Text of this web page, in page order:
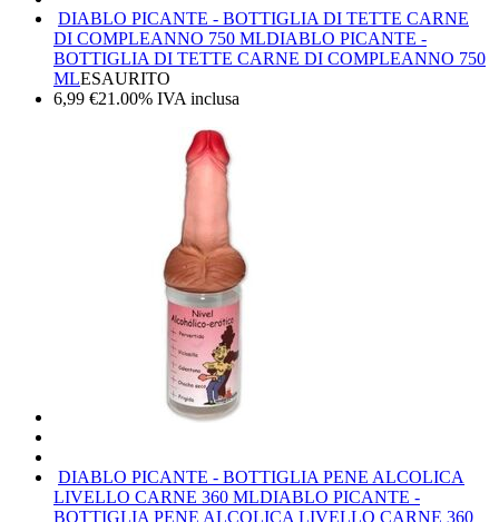
DIABLO PICANTE - BOTTIGLIA DI TETTE CARNE
DI COMPLEANNO 750 MLDIABLO PICANTE -
BOTTIGLIA DI TETTE CARNE DI COMPLEANNO 750
MLESAURITO
6,99 €21.00% IVA inclusa
DIABLO PICANTE - BOTTIGLIA PENE ALCOLICA
LIVELLO CARNE 360 MLDIABLO PICANTE -
BOTTIGLIA PENE ALCOLICA LIVELLO CARNE 360